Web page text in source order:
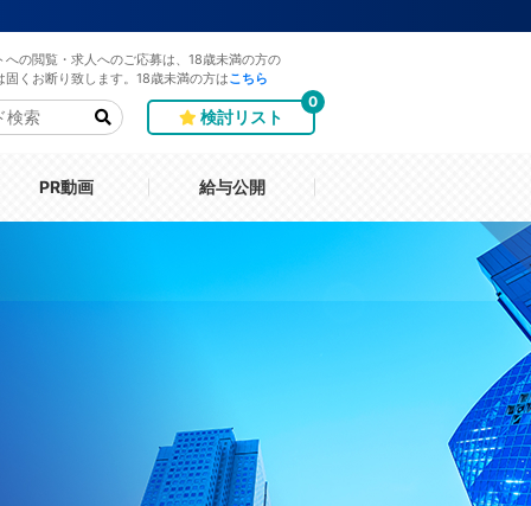
への閲覧・求人へのご応募は、18歳未満の方の
固くお断り致します。18歳未満の方は こちら
検討リスト
0
PR動画 給与公開